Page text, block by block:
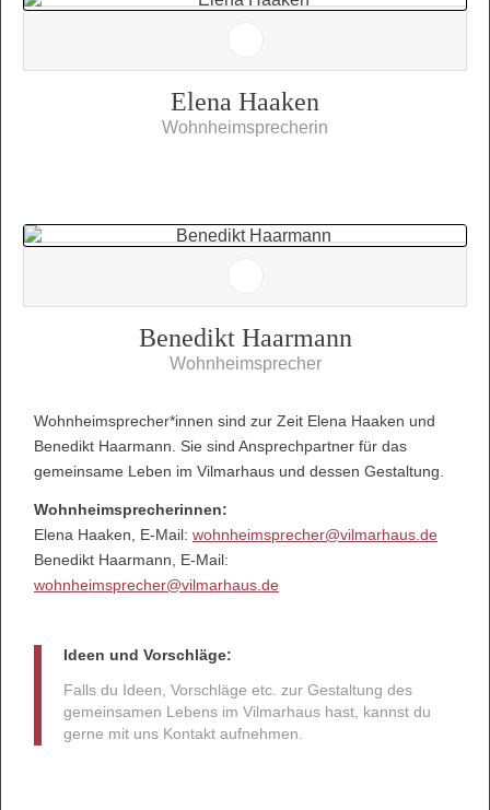
Elena Haaken
Wohnheimsprecherin
Benedikt Haarmann
Wohnheimsprecher
Wohnheimsprecher*innen sind zur Zeit Elena Haaken und
Benedikt Haarmann. Sie sind Ansprechpartner für das
gemeinsame Leben im Vilmarhaus und dessen Gestaltung.
Wohnheimsprecherinnen:
Elena Haaken, E-Mail: wohnheimsprecher@vilmarhaus.de
Benedikt Haarmann, E-Mail:
wohnheimsprecher@vilmarhaus.de
Ideen und Vorschläge:
Falls du Ideen, Vorschläge etc. zur Gestaltung des
gemeinsamen Lebens im Vilmarhaus hast, kannst du
gerne mit uns Kontakt aufnehmen.